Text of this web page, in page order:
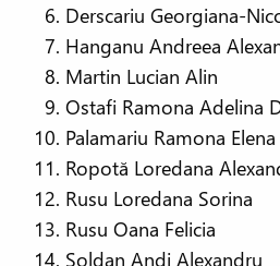
Derscariu Georgiana-
Hanganu Andreea
Martin Lucian Alin
Ostafi Ramona Adelina
Palamariu Ramona Elena
Ropotă Loredana
Rusu Loredana Sorina
Rusu Oana Felicia
Șoldan Andi Alexandru